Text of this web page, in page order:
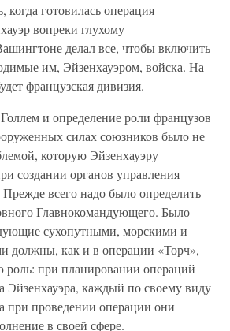
готовилась операция
вопреки глухому
делал все, чтобы включить
им, Эйзенхауэром, войска. На
французская дивизия.
и определение роли французов
силах союзников было не
которую Эйзенхауэру
создании органов управления
всего надо было определить
Главнокомандующего. Было
сухопутными, морскими и
должны, как и в операции «Торч»,
роль: при планировании операций
каждый по своему виду
при проведении операции они
в своей сфере.